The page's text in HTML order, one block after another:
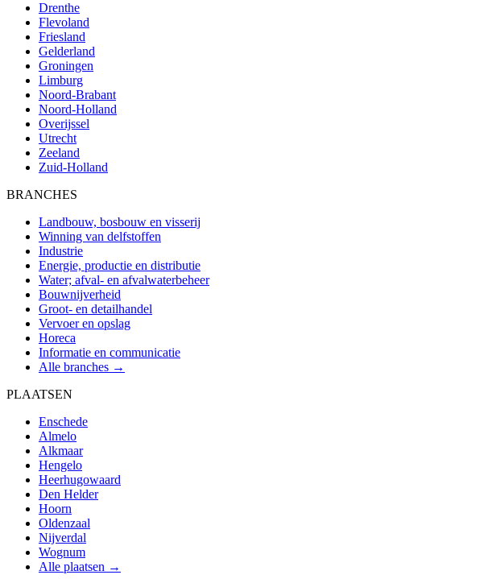
Drenthe
Flevoland
Friesland
Gelderland
Groningen
Limburg
Noord-Brabant
Noord-Holland
Overijssel
Utrecht
Zeeland
Zuid-Holland
BRANCHES
Landbouw, bosbouw en visserij
Winning van delfstoffen
Industrie
Energie, productie en distributie
Water; afval- en afvalwaterbeheer
Bouwnijverheid
Groot- en detailhandel
Vervoer en opslag
Horeca
Informatie en communicatie
Alle branches →
PLAATSEN
Enschede
Almelo
Alkmaar
Hengelo
Heerhugowaard
Den Helder
Hoorn
Oldenzaal
Nijverdal
Wognum
Alle plaatsen →